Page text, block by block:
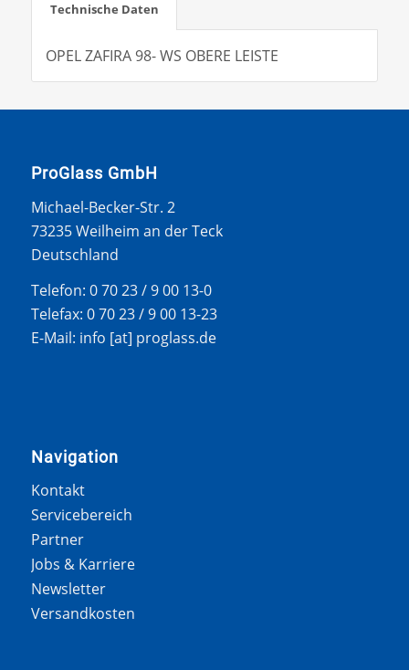
Technische Daten
OPEL ZAFIRA 98- WS OBERE LEISTE
ProGlass GmbH
Michael-Becker-Str. 2
73235 Weilheim an der Teck
Deutschland
Telefon: 0 70 23 / 9 00 13-0
Telefax: 0 70 23 / 9 00 13-23
E-Mail: info [at] proglass.de
Navigation
Kontakt
Servicebereich
Partner
Jobs & Karriere
Newsletter
Versandkosten